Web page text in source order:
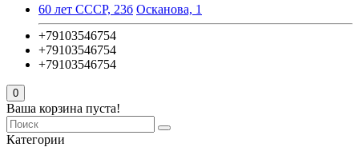
60 лет СССР, 23б Осканова, 1
+79103546754
+79103546754
+79103546754
0
Ваша корзина пуста!
Категории